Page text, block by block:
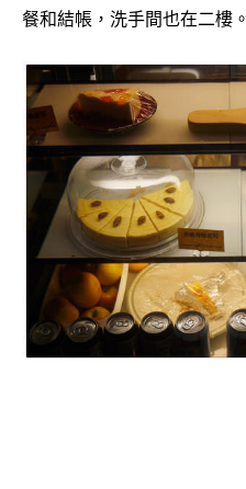
餐和結帳，洗手間也在二樓。